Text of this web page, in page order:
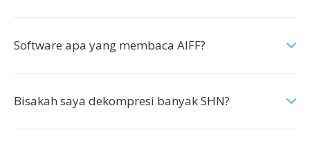
Software apa yang membaca AIFF?
Bisakah saya dekompresi banyak SHN?